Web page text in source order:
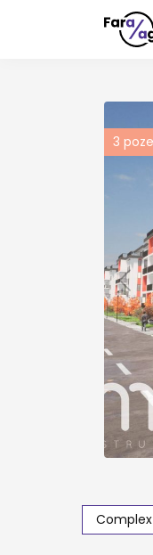
3 poze